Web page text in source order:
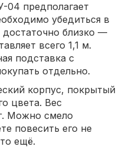
предполагает
убедиться в
достаточно близко —
всего 1,1 м.
подставка с
отдельно.
корпус, покрытый
цвета. Вес
Можно смело
повесить его не
ещё.